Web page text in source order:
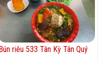
riêu 533 Tân Kỳ Tân Quý